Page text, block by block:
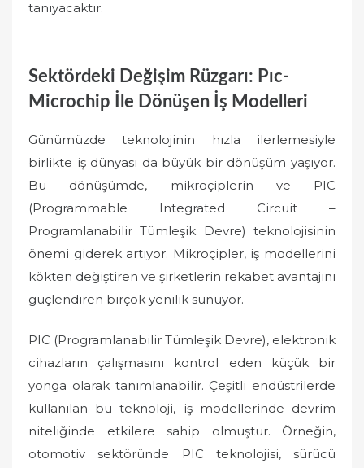
tanıyacaktır.
Sektördeki Değişim Rüzgarı: Pıc-
Microchip İle Dönüşen İş Modelleri
Günümüzde teknolojinin hızla ilerlemesiyle
birlikte iş dünyası da büyük bir dönüşüm yaşıyor.
Bu dönüşümde, mikroçiplerin ve PIC
(Programmable Integrated Circuit –
Programlanabilir Tümleşik Devre) teknolojisinin
önemi giderek artıyor. Mikroçipler, iş modellerini
kökten değiştiren ve şirketlerin rekabet avantajını
güçlendiren birçok yenilik sunuyor.
PIC (Programlanabilir Tümleşik Devre), elektronik
cihazların çalışmasını kontrol eden küçük bir
yonga olarak tanımlanabilir. Çeşitli endüstrilerde
kullanılan bu teknoloji, iş modellerinde devrim
niteliğinde etkilere sahip olmuştur. Örneğin,
otomotiv sektöründe PIC teknolojisi, sürücü